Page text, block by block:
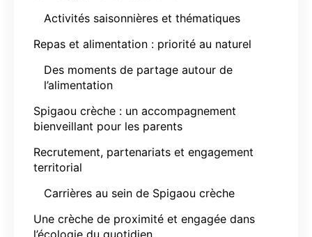
Activités saisonnières et thématiques
Repas et alimentation : priorité au naturel
Des moments de partage autour de
l’alimentation
Spigaou crèche : un accompagnement
bienveillant pour les parents
Recrutement, partenariats et engagement
territorial
Carrières au sein de Spigaou crèche
Une crèche de proximité et engagée dans
l’écologie du quotidien